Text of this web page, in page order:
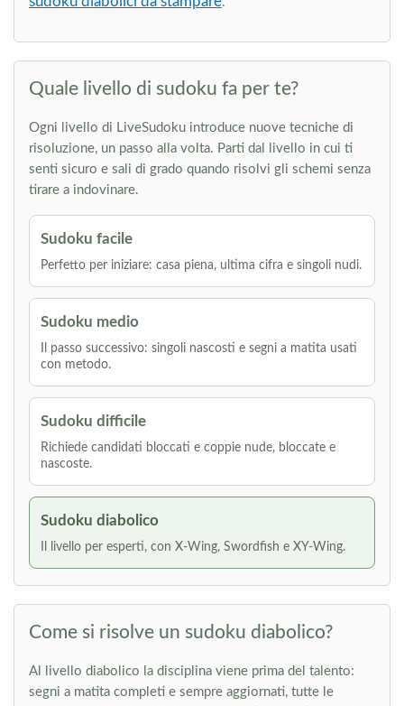
Quale livello di sudoku fa per te?
Ogni livello di LiveSudoku introduce nuove tecniche di
risoluzione, un passo alla volta. Parti dal livello in cui ti
senti sicuro e sali di grado quando risolvi gli schemi senza
tirare a indovinare.
Sudoku facile
Perfetto per iniziare: casa piena, ultima cifra e singoli nudi.
Sudoku medio
Il passo successivo: singoli nascosti e segni a matita usati
con metodo.
Sudoku difficile
Richiede candidati bloccati e coppie nude, bloccate e
nascoste.
Sudoku diabolico
Il livello per esperti, con X-Wing, Swordfish e XY-Wing.
Come si risolve un sudoku diabolico?
Al livello diabolico la disciplina viene prima del talento:
segni a matita completi e sempre aggiornati, tutte le